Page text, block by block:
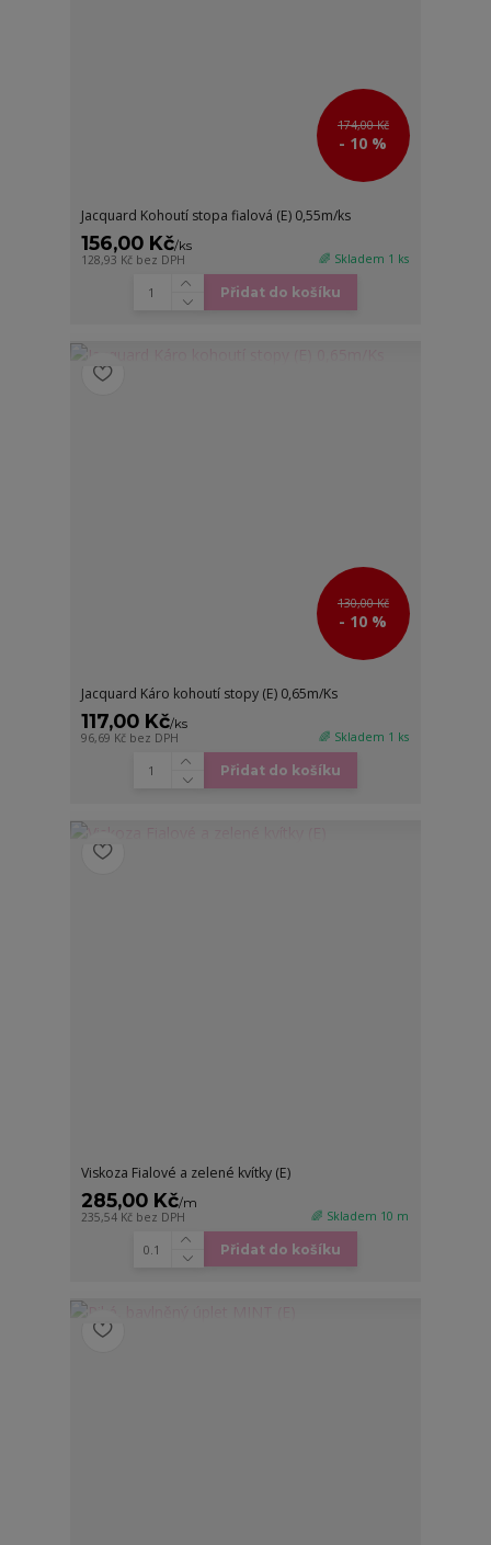
174,00 Kč
- 10 %
Jacquard Kohoutí stopa fialová (E) 0,55m/ks
156,00 Kč/ks
128,93 Kč bez DPH 🌈 Skladem 1 ks
Přidat do košíku
130,00 Kč
- 10 %
Jacquard Káro kohoutí stopy (E) 0,65m/Ks
117,00 Kč/ks
96,69 Kč bez DPH 🌈 Skladem 1 ks
Přidat do košíku
Viskoza Fialové a zelené kvítky (E)
285,00 Kč/m
235,54 Kč bez DPH 🌈 Skladem 10 m
Přidat do košíku